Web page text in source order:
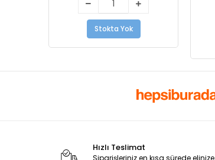
Stokta Yok
Hızlı Teslimat